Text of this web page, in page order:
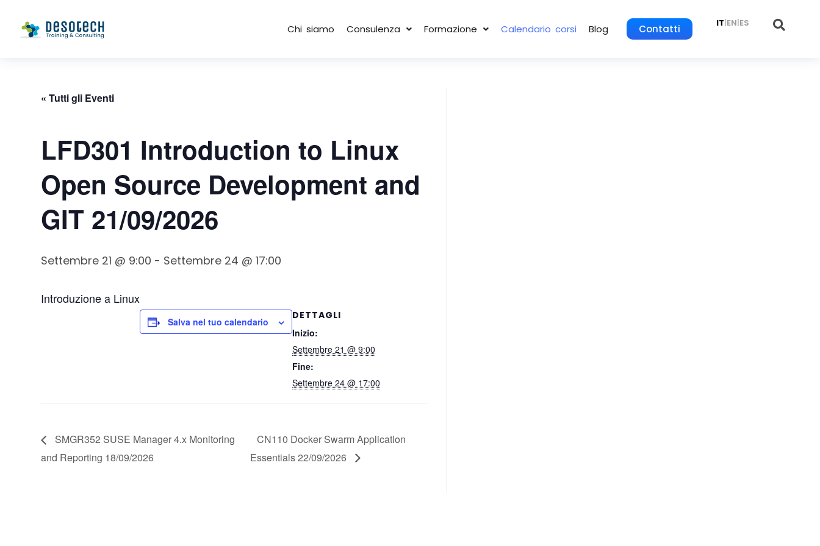
Chi siamo Consulenza Formazione Calendario corsi Blog Contatti IT|EN|ES
« Tutti gli Eventi
LFD301 Introduction to Linux
Open Source Development and
GIT 21/09/2026
Settembre 21 @ 9:00 - Settembre 24 @ 17:00
Introduzione a Linux
Salva nel tuo calendario
DETTAGLI
Inizio:
Settembre 21 @ 9:00
Fine:
Settembre 24 @ 17:00
SMGR352 SUSE Manager 4.x Monitoring
and Reporting 18/09/2026
CN110 Docker Swarm Application
Essentials 22/09/2026